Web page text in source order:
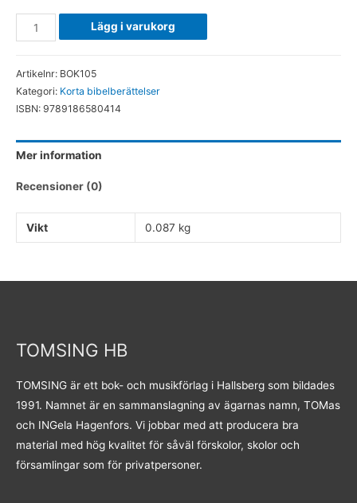
Jona
-
Lägg i varukorg
Artikelnr: BOK105
Kategori: Korta bibelberättelser
ISBN: 9789186580414
Mer information
Recensioner (0)
Vikt 0.087 kg
TOMSING HB
TOMSING är ett bok- och musikförlag i Hallsberg som bildades
1991. Namnet är en sammanslagning av ägarnas namn, TOMas
och INGela Hagenfors. Vi jobbar med att producera bra
material med hög kvalitet för såväl förskolor, skolor och
församlingar som för privatpersoner.